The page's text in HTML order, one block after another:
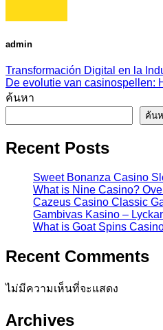
admin
Transformación Digital en la
De evolutie van casinospellen:
ค้นหา
ค้น
Recent Posts
Sweet Bonanza Casino
What is Nine Casino?
Cazeus Casino Classic
Gambivas Kasino –
What is Goat Spins
Recent Comments
ไม่มีความเห็นที่จะแสดง
Archives